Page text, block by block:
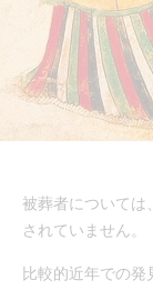
被葬者については
されていません。
比較的近年での